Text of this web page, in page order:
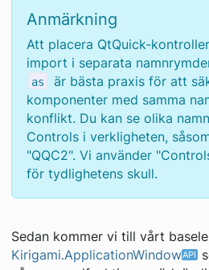
Anmärkning
Att placera QtQuick-
import i separata
as
är bästa praxis för att
komponenter med samma
konflikt. Du kan se olika
Controls i verkligheten,
"QQC2". Vi använder
för tydlighetens skull.
Sedan kommer vi till vårt
Kirigami.ApplicationWindow